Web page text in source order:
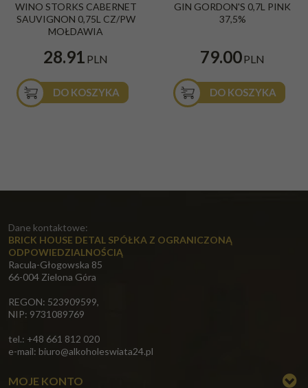
WINO STORKS CABERNET
SAUVIGNON 0,75L CZ/PW
MOŁDAWIA
28.91 PLN
DO KOSZYKA
GIN GORDON'S 0,7L PINK
37,5%
79.00PLN
DO KOSZYKA
Dane kontaktowe:
BRICK HOUSE DETAL SPÓŁKA Z OGRANICZONĄ
ODPOWIEDZIALNOŚCIĄ
Racula-Głogowska 85
66-004 Zielona Góra
REGON: 523909599,
NIP: 9731089769
tel.: +48 661 812 020
e-mail: biuro@alkoholeswiata24.pl
MOJE KONTO